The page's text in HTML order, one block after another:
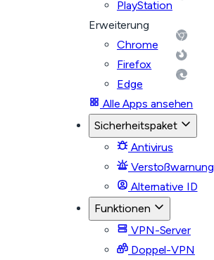
PlayStation
Erweiterung
Chrome
Firefox
Edge
Alle Apps ansehen
Sicherheitspaket
Antivirus
Verstoßwarnung
Alternative ID
Funktionen
VPN-Server
Doppel-VPN